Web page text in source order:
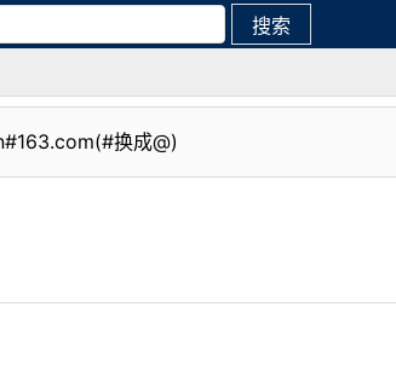
搜索
换成@)